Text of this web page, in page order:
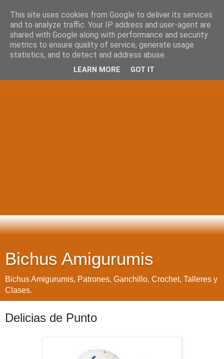
Bichus Amigurumis
Bichus Amigurumis, Patrones, Ganchillo, Crochet, Talleres y
Clases.
Delicias de Punto
This site uses cookies from Google to deliver its services
and to analyze traffic. Your IP address and user-agent are
shared with Google along with performance and security
metrics to ensure quality of service, generate usage
statistics, and to detect and address abuse.
LEARN MORE GOT IT